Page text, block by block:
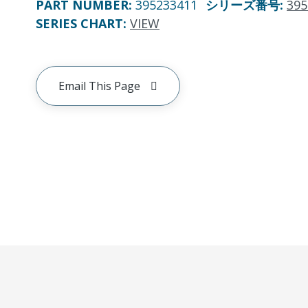
PART NUMBER: 395233411 シリーズ番号:
SERIES CHART: VIEW
Email This Page